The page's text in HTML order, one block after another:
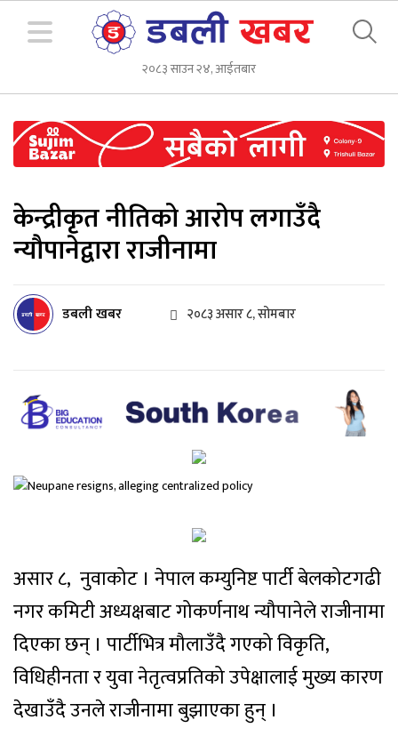
२०८३ साउन २४, आईतबार
केन्द्रीकृत नीतिको आरोप लगाउँदै
न्यौपानेद्वारा राजीनामा
डबली खबर २०८३ असार ८, सोमबार
असार ८, नुवाकोट । नेपाल कम्युनिष्ट पार्टी बेलकोटगढी
नगर कमिटी अध्यक्षबाट गोकर्णनाथ न्यौपानेले राजीनामा
दिएका छन् । पार्टीभित्र मौलाउँदै गएको विकृति,
विधिहीनता र युवा नेतृत्वप्रतिको उपेक्षालाई मुख्य कारण
देखाउँदै उनले राजीनामा बुझाएका हुन् ।